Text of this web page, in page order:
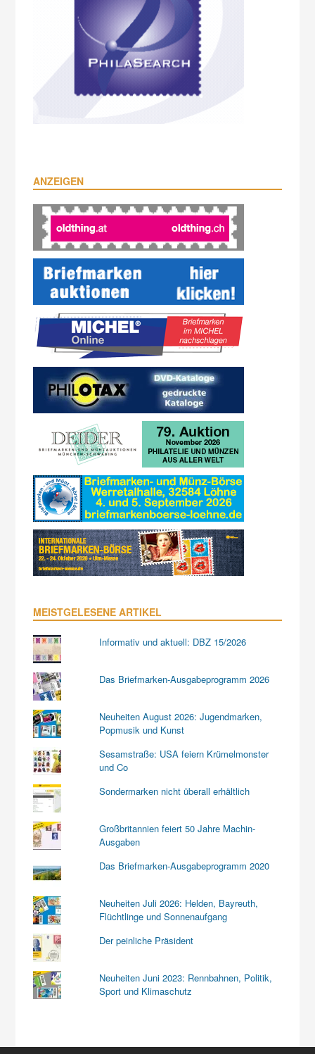
ANZEIGEN
MEISTGELESENE ARTIKEL
Informativ und aktuell: DBZ 15/2026
Das Briefmarken-Ausgabeprogramm 2026
Neuheiten August 2026: Jugendmarken,
Popmusik und Kunst
Sesamstraße: USA feiern Krümelmonster
und Co
Sondermarken nicht überall erhältlich
Großbritannien feiert 50 Jahre Machin-
Ausgaben
Das Briefmarken-Ausgabeprogramm 2020
Neuheiten Juli 2026: Helden, Bayreuth,
Flüchtlinge und Sonnenaufgang
Der peinliche Präsident
Neuheiten Juni 2023: Rennbahnen, Politik,
Sport und Klimaschutz